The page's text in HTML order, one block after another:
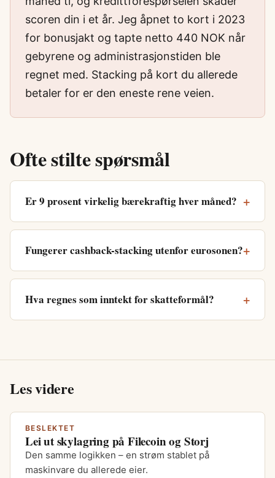
scoren din i et år. Jeg åpnet to kort i 2023
for bonusjakt og tapte netto 440 NOK når
gebyrene og administrasjonstiden ble
regnet med. Stacking på kort du allerede
betaler for er den eneste rene veien.
Ofte stilte spørsmål
Er 9 prosent virkelig bærekraftig hver måned?
Fungerer cashback-stacking utenfor eurosonen?
Hva regnes som inntekt for skatteformål?
Les videre
BESLEKTET
Lei ut skylagring på Filecoin og Storj
Den samme logikken – en strøm stablet på
maskinvare du allerede eier.